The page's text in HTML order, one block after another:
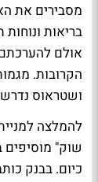
מסבירים את
בריאות
אולם
הקרובות.
ושטראוס
להמלצה
כיום. בבנק